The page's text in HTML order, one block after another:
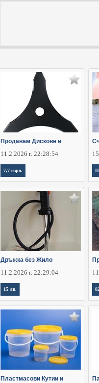
Продавам Дискове и
11.2.2026 г. 22:28:54
7,7 евро.
Дръжка без Жило
11.2.2026 г. 22:29:04
15 лв.
Пластмасови Кутии и